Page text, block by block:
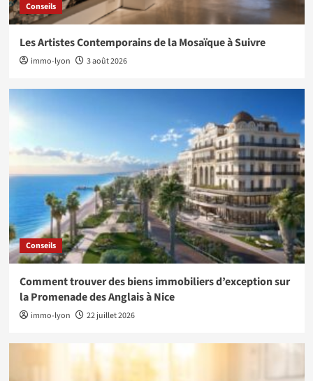
Conseils
Les Artistes Contemporains de la Mosaïque à Suivre
immo-lyon 3 août 2026
Conseils
Comment trouver des biens immobiliers d’exception sur
la Promenade des Anglais à Nice
immo-lyon 22 juillet 2026